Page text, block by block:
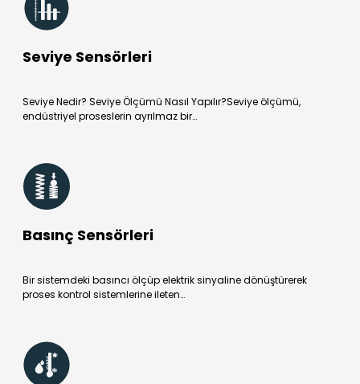
Seviye Sensörleri
Seviye Nedir? Seviye Ölçümü Nasıl Yapılır?Seviye ölçümü,
endüstriyel proseslerin ayrılmaz bir…
Basınç Sensörleri
Bir sistemdeki basıncı ölçüp elektrik sinyaline dönüştürerek
proses kontrol sistemlerine ileten…